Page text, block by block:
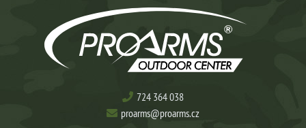
724 364 038
proarms@proarms.cz